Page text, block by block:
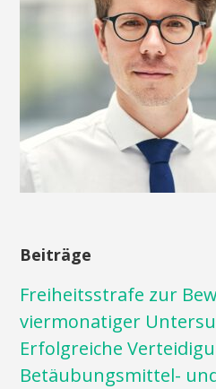
Beiträge
Freiheitsstrafe zur
viermonatiger
Erfolgreiche
Betäubungsmittel-